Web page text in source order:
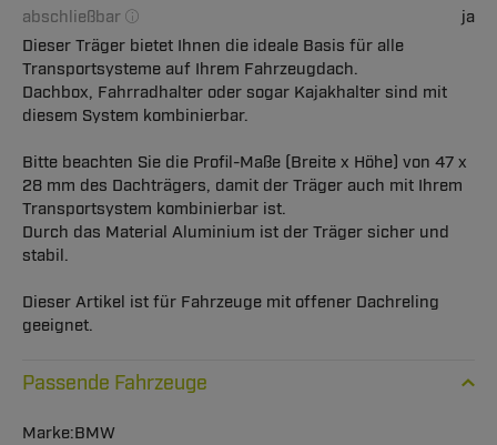
abschließbar
ja
Dieser Träger bietet Ihnen die ideale Basis für alle
Transportsysteme auf Ihrem Fahrzeugdach.
Dachbox, Fahrradhalter oder sogar Kajakhalter sind mit
diesem System kombinierbar.
Bitte beachten Sie die Profil-Maße (Breite x Höhe) von 47 x
28 mm des Dachträgers, damit der Träger auch mit Ihrem
Transportsystem kombinierbar ist.
Durch das Material Aluminium ist der Träger sicher und
stabil.
Dieser Artikel ist für Fahrzeuge mit offener Dachreling
geeignet.
Passende Fahrzeuge
BMW